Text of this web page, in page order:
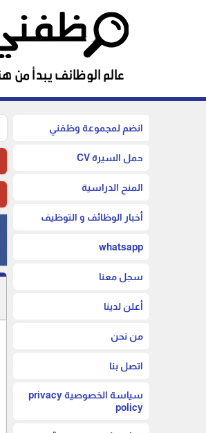
انضم لمجموعة وظفني
حمل السيرة CV
المنح الدراسية
أخبار الوظائف و التوظيف
whatsapp
سجل معنا
أعلن لدينا
من نحن
اتصل بنا
سياسة الخصوصية privacy
policy